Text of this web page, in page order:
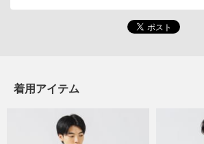
着用アイテム